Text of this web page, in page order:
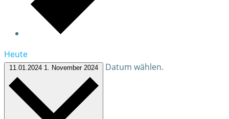
Heute
11.01.2024 1. November 2024 Datum wählen.